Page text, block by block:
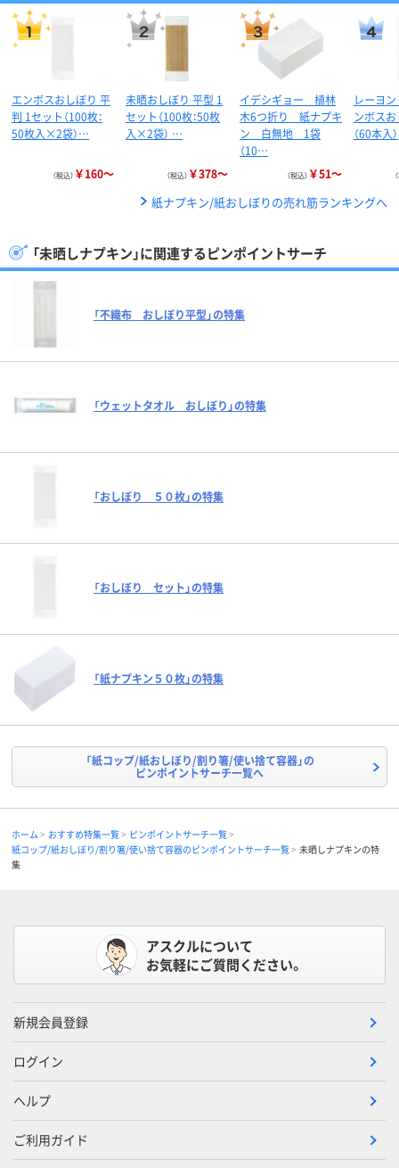
エンボスおしぼり 平
判 1セット（100枚：
50枚入×2袋）…
（税込） ￥160～
未晒おしぼり 平型 1
セット（100枚：50枚
入×2袋） …
（税込） ￥378～
イデシギョー 植林
木6つ折り 紙ナプキ
ン 白無地 1袋
（10…
（税込） ￥51～
レーヨ
ンボス
（60本入）
紙ナプキン/紙おしぼりの売れ筋ランキングへ
「未晒しナプキン」に関連するピンポイントサーチ
「不織布 おしぼり平型」の特集
「ウェットタオル おしぼり」の特集
「おしぼり ５０枚」の特集
「おしぼり セット」の特集
「紙ナプキン５０枚」の特集
「紙コップ/紙おしぼり/割り箸/使い捨て容器」の
ピンポイントサーチ一覧へ
ホーム おすすめ特集一覧
ピンポイントサーチ一覧
紙コップ/紙おしぼり/割り箸/使い捨て容器のピンポイントサーチ一覧
未晒しナプキンの特
集
アスクルについて
お気軽にご質問ください。
新規会員登録
ログイン
ヘルプ
ご利用ガイド